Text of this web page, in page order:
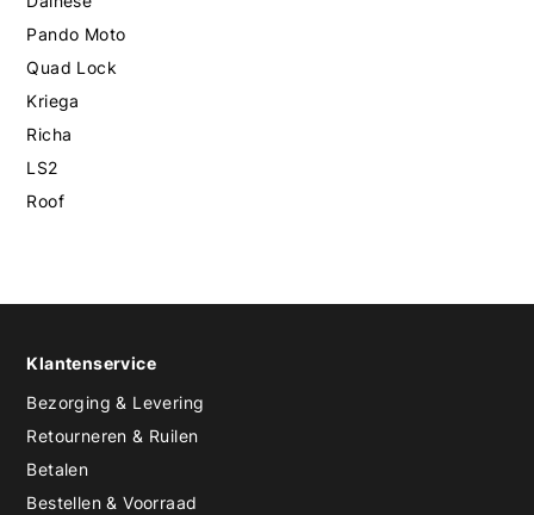
Pando Moto
Quad Lock
Kriega
Richa
LS2
Roof
Klantenservice
Bezorging & Levering
Retourneren & Ruilen
Betalen
Bestellen & Voorraad